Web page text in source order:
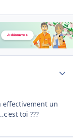
effectivement un
toi ???